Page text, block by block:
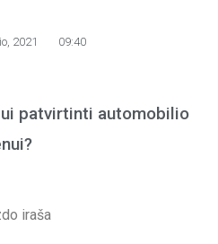
2021 09:40
patvirtinti automobilio
iraša